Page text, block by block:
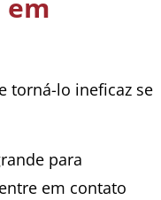
torná-lo ineficaz se
para
em contato